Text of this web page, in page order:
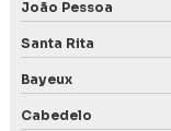
João Pessoa
Santa Rita
Bayeux
Cabedelo